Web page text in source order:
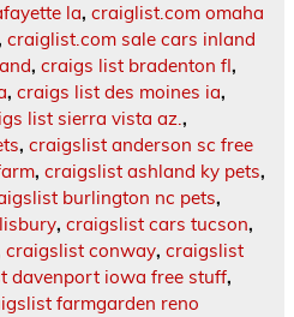
la, craiglist.com omaha
craiglist.com sale cars inland
, craigs list bradenton fl,
, craigs list des moines ia,
list sierra vista az.,
, craigslist anderson sc free
, craigslist ashland ky pets,
burlington nc pets,
, craigslist cars tucson,
craigslist conway, craigslist
davenport iowa free stuff,
farmgarden reno